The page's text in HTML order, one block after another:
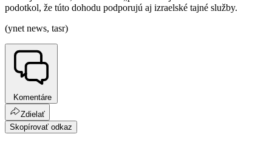
podotkol, že túto dohodu podporujú aj izraelské tajné služby.
(ynet news, tasr)
Komentáre
Zdielať
Skopírovať odkaz